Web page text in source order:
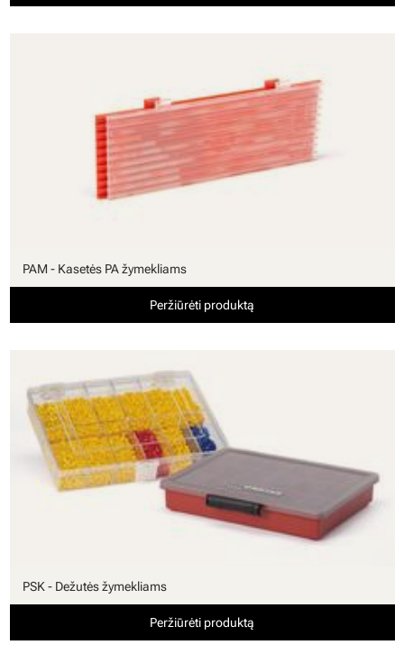
PAM - Kasetės PA žymekliams
Peržiūrėti produktą
PSK - Dežutės žymekliams
Peržiūrėti produktą